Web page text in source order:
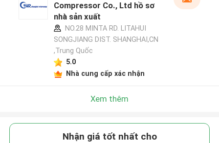
Compressor Co., Ltd hồ sơ
nhà sản xuất
NO.28 MINTA RD. LITAHUI
SONGJIANG DIST. SHANGHAI,CN
,Trung Quốc
5.0
Nhà cung cấp xác nhận
Xem thêm
Nhận giá tốt nhất cho